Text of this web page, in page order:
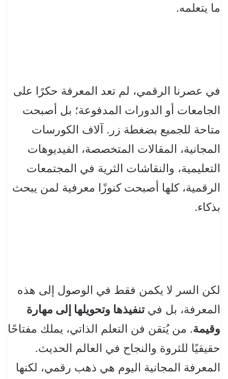
ما يتعلمه.
في عصرنا الرقمي، لم تعد المعرفة حكرًا على
الجامعات أو الدورات المدفوعة؛ بل أصبحت
متاحة للجميع بضغطة زر. آلاف الكورسات
المجانية، المقالات المتخصصة، الفيديوهات
التعليمية، والنقاشات الثرية في المجتمعات
الرقمية، كلها أصبحت كنوزًا معرفية لمن يبحث
بذكاء.
لكن السر لا يكمن فقط في الوصول إلى هذه
المعرفة، بل فيتنفيذها وتحويلها إلى مهارة
وقيمة. من يُتقن فن التعلم الذاتي، يملك مفتاحًا
حقيقيًا للثروة والنجاح في العالم الحديث.
المعرفة المجانية اليوم هي ذهب رقمي، لكنها